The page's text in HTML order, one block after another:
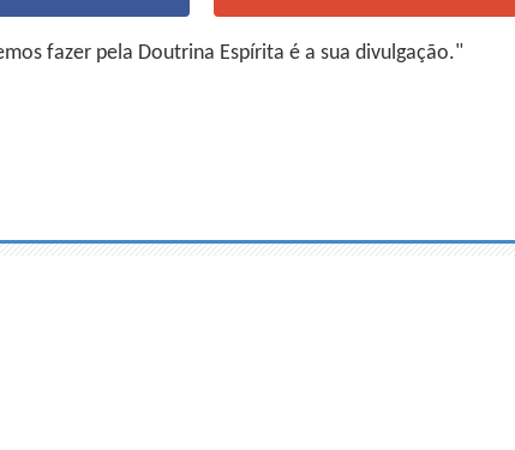
fazer pela Doutrina Espírita é a sua divulgação."